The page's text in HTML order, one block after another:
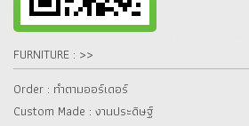
FURNITURE : >>
Order : ทำตามออร์เดอร์
Custom Made : งานประดิษฐ์